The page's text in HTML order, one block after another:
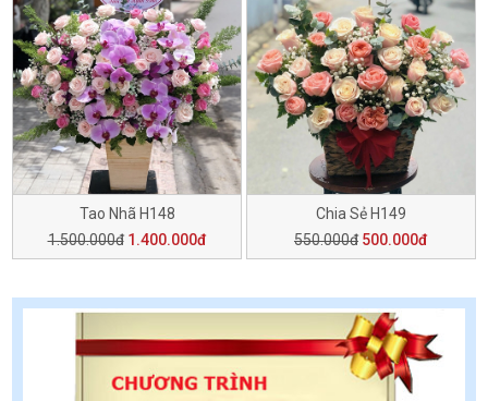
Tao Nhã H148
1.500.000đ 1.400.000đ
Chia Sẻ H149
550.000đ 500.000đ